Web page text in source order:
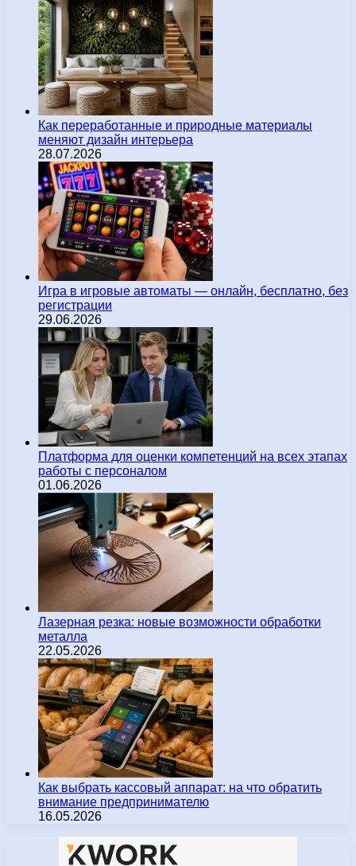
Как переработанные и природные материалы
меняют дизайн интерьера
28.07.2026
Игра в игровые автоматы — онлайн, бесплатно, без
регистрации
29.06.2026
Платформа для оценки компетенций на всех этапах
работы с персоналом
01.06.2026
Лазерная резка: новые возможности обработки
металла
22.05.2026
Как выбрать кассовый аппарат: на что обратить
внимание предпринимателю
16.05.2026